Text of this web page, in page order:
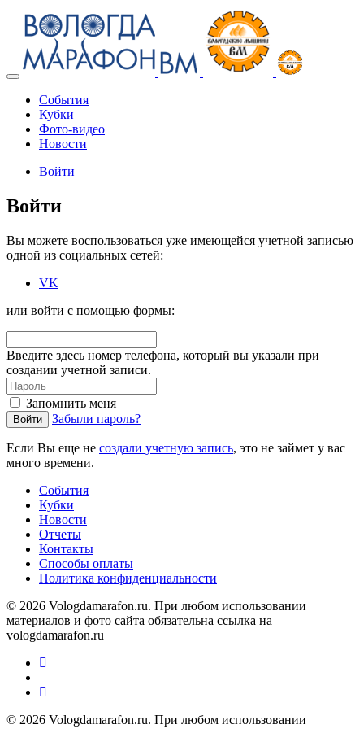
Toggle
navigationСобытия
Кубки
Фото-видео
Новости
Войти
Войти
Вы можете воспользоваться уже имеющейся учетной записью
одной из социальных сетей:
VK
или войти с помощью формы:
Введите здесь номер телефона, который вы указали при
создании учетной записи.
Запомнить меня
Войти Забыли пароль?
Если Вы еще не создали учетную запись, это не займет у вас
много времени.
События
Кубки
Новости
Отчеты
Контакты
Способы оплаты
Политика конфиденциальности
© 2026 Vologdamarafon.ru. При любом использовании
материалов и фото сайта обязательна ссылка на
vologdamarafon.ru
© 2026 Vologdamarafon.ru. При любом использовании